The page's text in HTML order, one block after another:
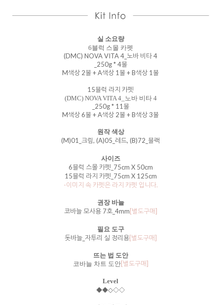
실 소요량
6블럭 스몰 카펫
(DMC) NOVA VITA 4_노바 비타 4
_250g * 4볼
M색상 2볼 + A색상 1볼 + B색상 1볼
15블럭 라지 카펫
(DMC) NOVA VITA 4_노바 비타 4
_250g * 11볼
M색상 6볼 + A색상 2볼 + B색상 3볼
원작 색상
(M)01_크림, (A)05_레드, (B)72_블랙
사이즈
6블럭 스몰 카펫_75cm X 50cm
15블럭 라지 카펫_75cm X 125cm
-이미지 속 카펫은 라지 카펫 입니다.
권장 바늘
코바늘 모사용 7호_4mm[별도구매]
필요 도구
돗바늘_자투리 실 정리용[별도구매]
뜨는 법 도안
코바늘 차트 도안[별도구매]
Level
◆◆◇◇◇